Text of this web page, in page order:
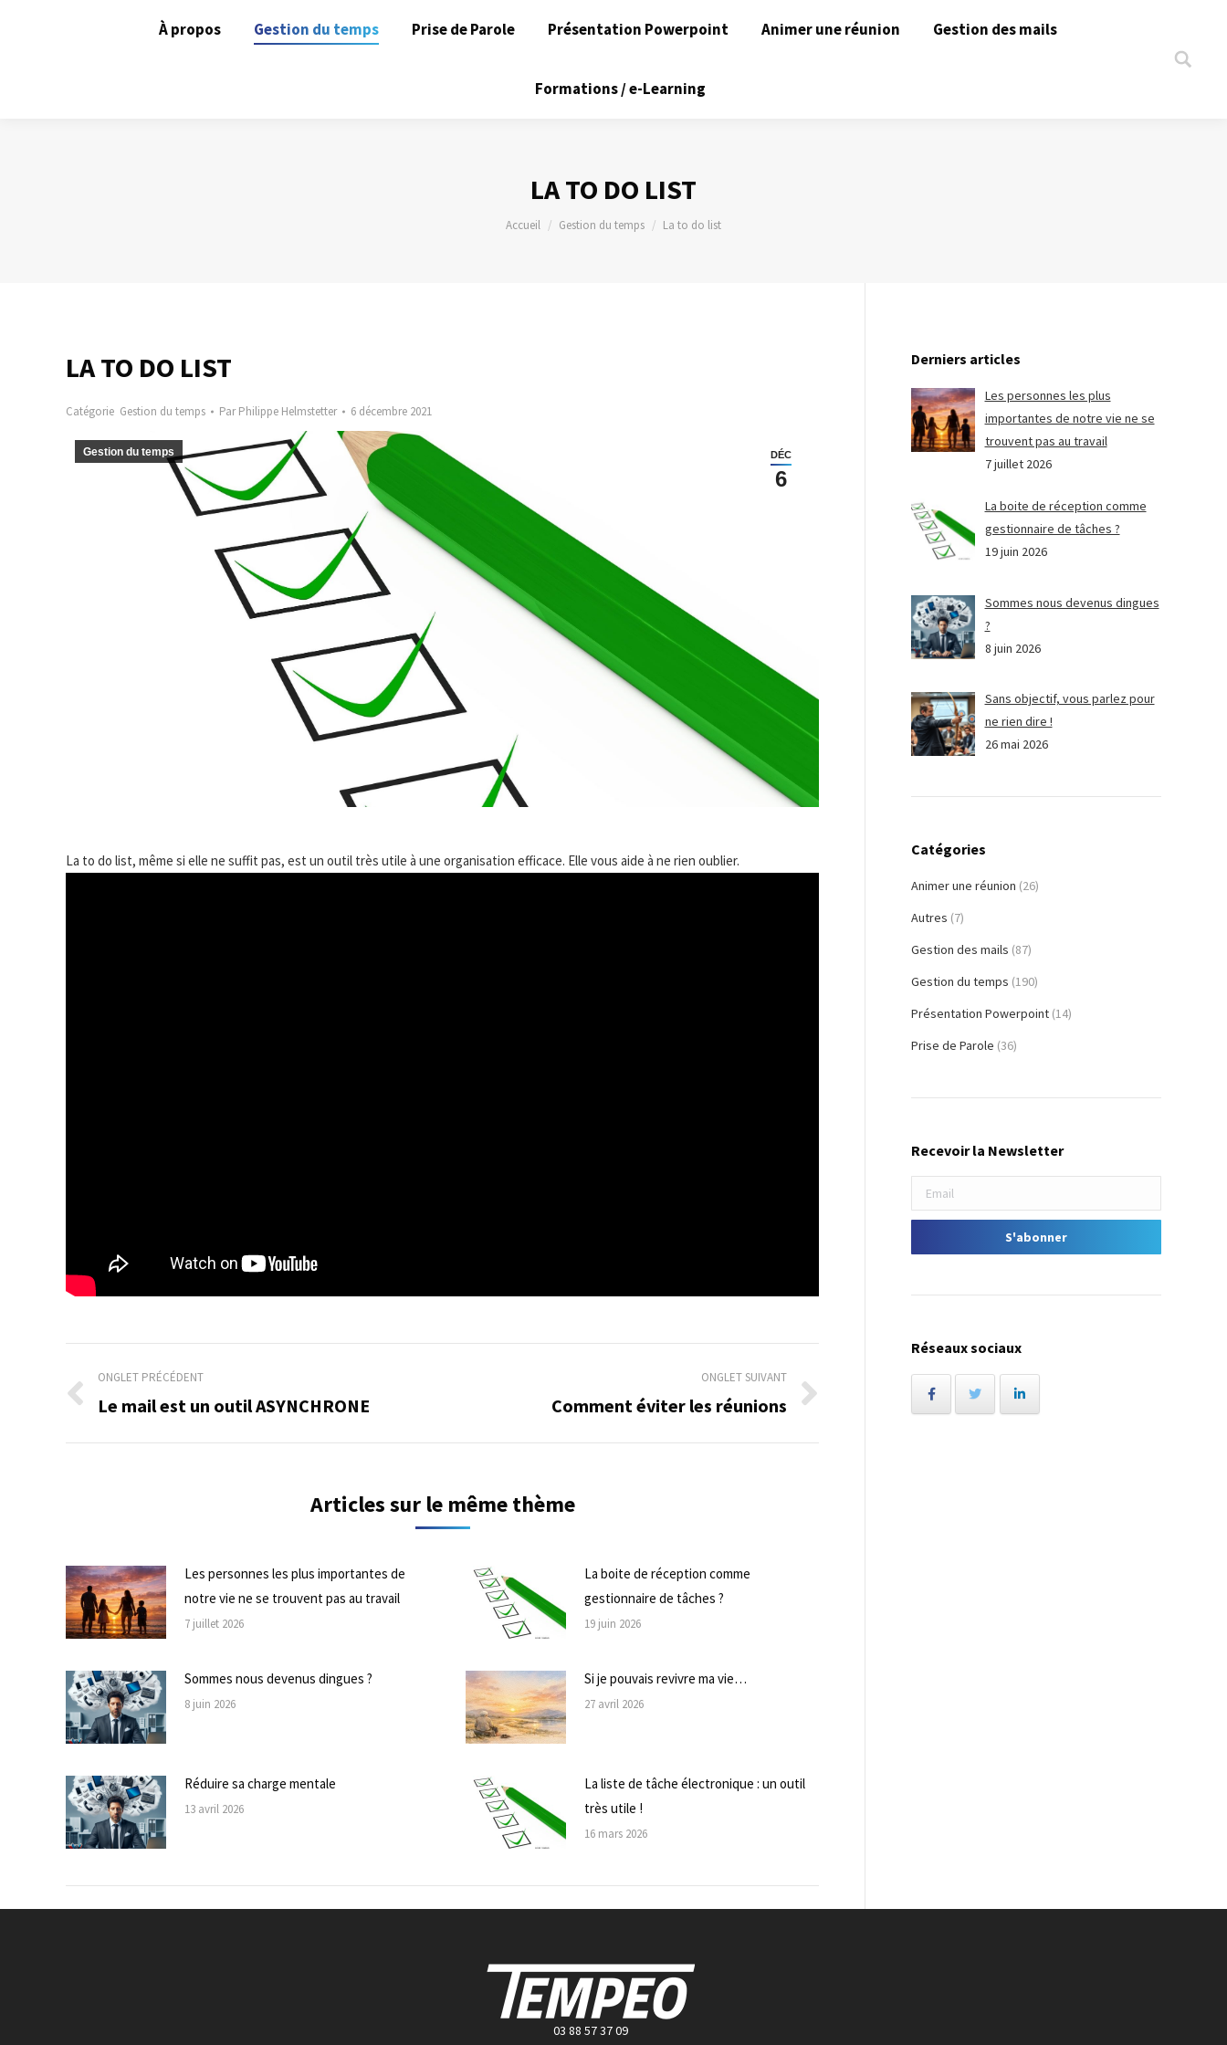
À propos Gestion du temps Prise de Parole Présentation Powerpoint Animer une réunion Gestion des mails
Formations / e-Learning
Search:
LA TO DO LIST
Vous êtes ici :
Accueil Gestion du temps La to do list
LA TO DO LIST
Catégorie Gestion du temps ParPhilippe Helmstetter 6 décembre 2021
DÉC
6
Gestion du temps
La to do list, même si elle ne suffit pas, est un outil très utile à une organisation efficace. Elle vous aide à ne rien oublier.
Navigation
de
commentaire
ONGLET PRÉCÉDENT
Onglet
Le mail est un outil ASYNCHRONE
ONGLET SUIVANT
Comment éviter les réunions
Articles sur le même thème
Les personnes les plus importantes de
notre vie ne se trouvent pas au travail
7 juillet 2026
La boite de réception comme
gestionnaire de tâches ?
19 juin 2026
Sommes nous devenus dingues ?
8 juin 2026
Si je pouvais revivre ma vie…
27 avril 2026
Réduire sa charge mentale
13 avril 2026
La liste de tâche électronique : un outil
très utile !
16 mars 2026
Derniers articles
Les personnes les plus
importantes de notre vie ne se
trouvent pas au travail
7 juillet 2026
La boite de réception comme
gestionnaire de tâches ?
19 juin 2026
Sommes nous devenus dingues
?
8 juin 2026
Sans objectif, vous parlez pour
ne rien dire !
26 mai 2026
Catégories
Animer une réunion (26)
Autres (7)
Gestion des mails (87)
Gestion du temps (190)
Présentation Powerpoint (14)
Prise de Parole (36)
Recevoir la Newsletter
Réseaux sociaux
03 88 57 37 09